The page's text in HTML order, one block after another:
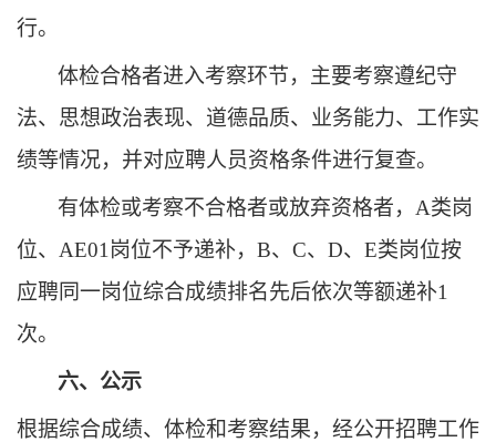
行。
体检合格者进入考察环节，主要考察遵纪守
法、思想政治表现、道德品质、业务能力、工作实
绩等情况，并对应聘人员资格条件进行复查。
有体检或考察不合格者或放弃资格者， A类岗
位、AE01岗位不予递补，B、C、D、E类岗位按
应聘同一岗位综合成绩排名先后依次等额递补1
次。
六、公示
根据综合成绩、体检和考察结果，经公开招聘工作